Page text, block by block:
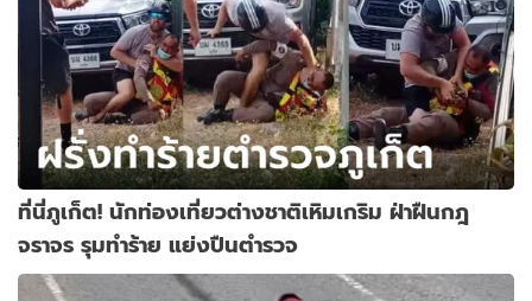
ที่นี่ภูเก็ต! นักท่องเที่ยวต่างชาติเหิมเกริม ฝ่าฝืนกฎ
จราจร รุมทำร้าย แย่งปืนตำรวจ